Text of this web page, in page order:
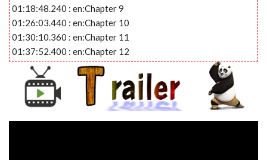
01:18:48.240 : en:Chapter 9
01:26:03.440 : en:Chapter 10
01:30:10.360 : en:Chapter 11
01:37:52.400 : en:Chapter 12